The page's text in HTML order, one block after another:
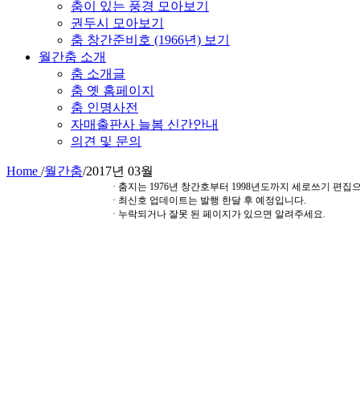
춤이 있는 풍경 모아보기
권두시 모아보기
춤 창간준비호 (1966년) 보기
월간춤 소개
춤 소개글
춤 옛 홈페이지
춤 인명사전
자매출판사 늘봄 신간안내
의견 및 문의
Home /월간춤/2017년 03월
· 춤지는 1976년 창간호부터 1998년도까지 세로쓰기 편집
· 최신호 업데이트는 발행 한달 후 예정입니다.
· 누락되거나 잘못 된 페이지가 있으면 알려주세요.